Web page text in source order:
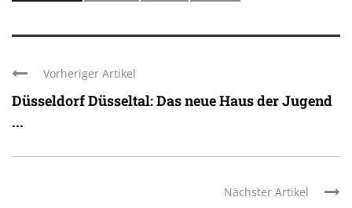
Vorheriger Artikel
Düsseldorf Düsseltal: Das neue Haus der Jugend
...
Nächster Artikel